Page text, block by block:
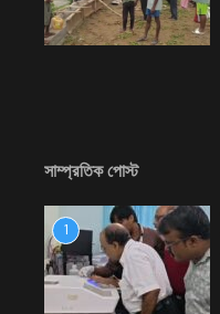
সাম্প্রতিক পোস্ট
1